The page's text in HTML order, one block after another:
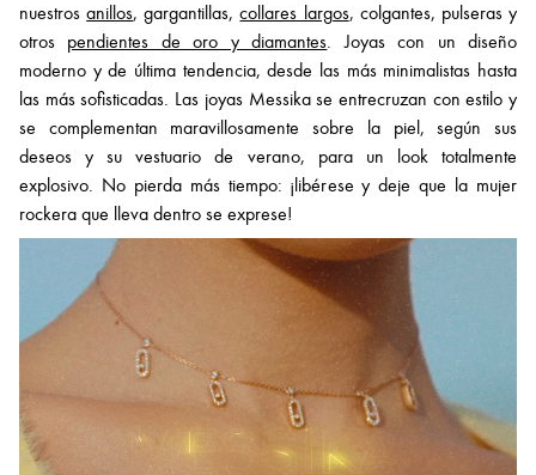
nuestrosanillos, gargantillas,collares largos, colgantes, pulseras y
otros pendientes de oro y diamantes. Joyas con un diseño
moderno y de última tendencia, desde las más minimalistas hasta
las más sofisticadas. Las joyas Messika se entrecruzan con estilo y
se complementan maravillosamente sobre la piel, según sus
deseos y su vestuario de verano, para un look totalmente
explosivo. No pierda más tiempo: ¡libérese y deje que la mujer
rockera que lleva dentro se exprese!